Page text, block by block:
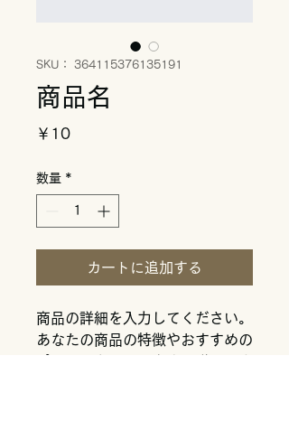
SKU： 364115376135191
商品名
￥10価
数量 *
カートに追加する
商品の詳細を入力してください。
あなたの商品の特徴やおすすめの